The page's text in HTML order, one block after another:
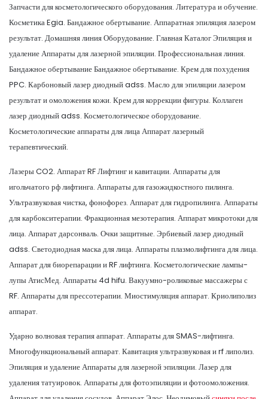
Запчасти для косметологического оборудования. Литература и обучение.
Косметика Egia. Бандажное обертывание. Аппаратная эпиляция лазером
результат. Домашняя линия Оборудование. Главная Каталог Эпиляция и
удаление Аппараты для лазерной эпиляции. Профессиональная линия.
Бандажное обертывание Бандажное обертывание. Крем для похудения
PPC. Карбоновый лазер диодный adss. Масло для эпиляции лазером
результат и омоложения кожи. Крем для коррекции фигуры. Коллаген
лазер диодный adss. Косметологическое оборудование.
Косметологические аппараты для лица Аппарат лазерный
терапевтический.
Лазеры CO2. Аппарат RF Лифтинг и кавитации. Аппараты для
игольчатого рф лифтинга. Аппараты для газожидкостного пилинга.
Ультразвуковая чистка, фонофорез. Аппарат для гидропилинга. Аппараты
для карбокситерапии. Фракционная мезотерапия. Аппарат микротоки для
лица. Аппарат дарсонваль. Очки защитные. Эрбиевый лазер диодный
adss. Светодиодная маска для лица. Аппараты плазмолифтинга для лица.
Аппарат для биорепарации и RF лифтинга. Косметологические лампы-
лупы АтисМед. Аппараты 4d hifu. Вакуумно-роликовые массажеры с
RF. Аппараты для прессотерапии. Миостимуляция аппарат. Криолиполиз
аппарат.
Ударно волновая терапия аппарат. Аппараты для SMAS-лифтинга.
Многофункциональный аппарат. Кавитация ультразвуковая и rf липолиз.
Эпиляция и удаление Аппараты для лазерной эпиляции. Лазер для
удаления татуировок. Аппараты для фотоэпиляции и фотоомоложения.